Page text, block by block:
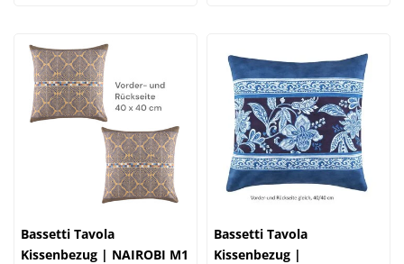
Bassetti Tavola
Kissenbezug | NAIROBI M1
Bassetti Tavola
Kissenbezug |